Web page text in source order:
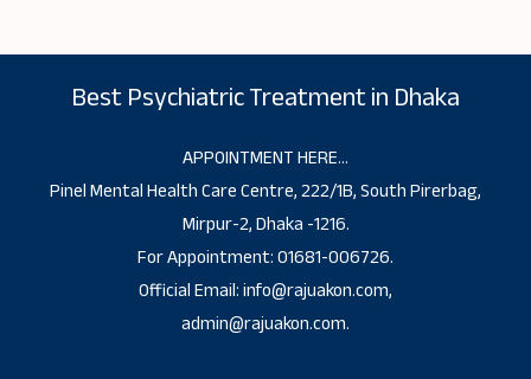
Best Psychiatric Treatment in Dhaka
APPOINTMENT HERE…
Pinel Mental Health Care Centre, 222/1B, South Pirerbag,
Mirpur-2, Dhaka -1216.
For Appointment: 01681-006726.
Official Email: info@rajuakon.com,
admin@rajuakon.com.